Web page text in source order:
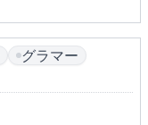
グラマー